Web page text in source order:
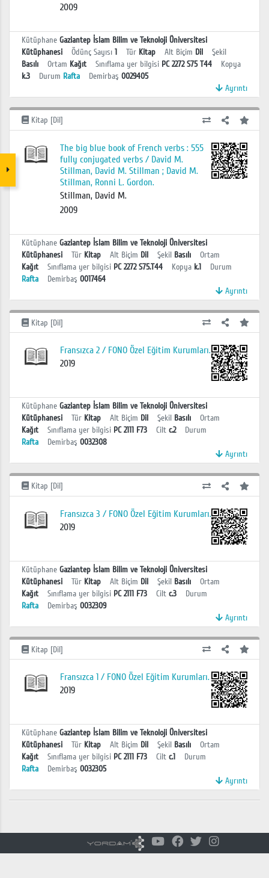
2009
Kütüphane Gaziantep İslam Bilim ve Teknoloji Üniversitesi
Kütüphanesi
Ödünç Sayısı 1 Tür Kitap Alt Biçim Dil
Şekil
Basılı
Ortam Kağıt Sınıflama yer bilgisi PC 2272 S75 T44
Kopya
k.3
Durum Rafta Demirbaş 0029405
Ayrıntı
Kitap [Dil]
The big blue book of French verbs : 555
fully conjugated verbs / David M.
Stillman, David M. Stillman ; David M.
Stillman, Ronni L. Gordon.
Stillman, David M.
2009
Kütüphane Gaziantep İslam Bilim ve Teknoloji Üniversitesi
Kütüphanesi
Tür Kitap Alt Biçim Dil Şekil Basılı
Ortam
Kağıt
Sınıflama yer bilgisi PC 2272 S75.T44 Kopya k.1
Durum
Rafta
Demirbaş 0017464
Ayrıntı
Kitap [Dil]
Fransızca 2 / FONO Özel Eğitim Kurumları.
2019
Kütüphane Gaziantep İslam Bilim ve Teknoloji Üniversitesi
Kütüphanesi
Tür Kitap Alt Biçim Dil Şekil Basılı
Ortam
Kağıt
Sınıflama yer bilgisi PC 2111 F73 Cilt c.2
Durum
Rafta
Demirbaş 0032308
Ayrıntı
Kitap [Dil]
Fransızca 3 / FONO Özel Eğitim Kurumları.
2019
Kütüphane Gaziantep İslam Bilim ve Teknoloji Üniversitesi
Kütüphanesi
Tür Kitap Alt Biçim Dil Şekil Basılı
Ortam
Kağıt
Sınıflama yer bilgisi PC 2111 F73 Cilt c.3
Durum
Rafta
Demirbaş 0032309
Ayrıntı
Kitap [Dil]
Fransızca 1 / FONO Özel Eğitim Kurumları.
2019
Kütüphane Gaziantep İslam Bilim ve Teknoloji Üniversitesi
Kütüphanesi
Tür Kitap Alt Biçim Dil Şekil Basılı
Ortam
Kağıt
Sınıflama yer bilgisi PC 2111 F73 Cilt c.1
Durum
Rafta
Demirbaş 0032305
Ayrıntı